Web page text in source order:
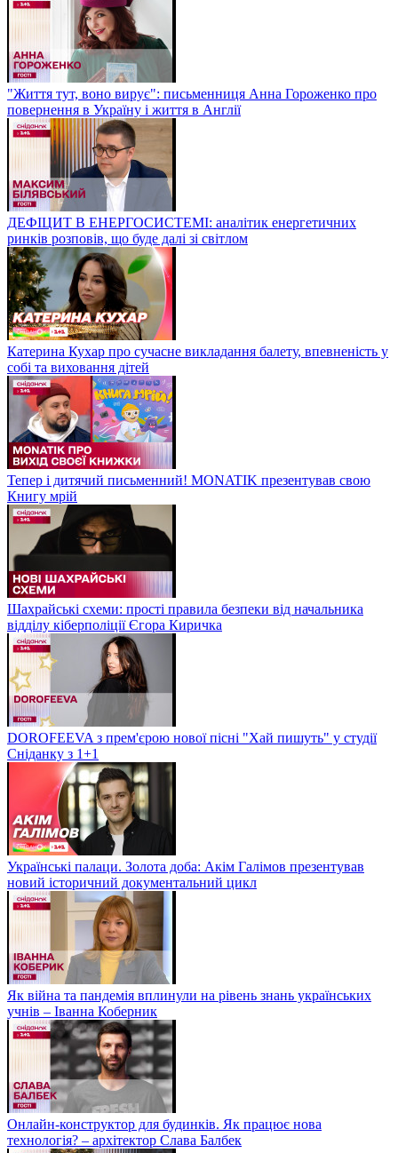
"Життя тут, воно вирує": письменниця Анна Гороженко про
повернення в Україну і життя в Англії
ДЕФІЦИТ В ЕНЕРГОСИСТЕМІ: аналітик енергетичних
ринків розповів, що буде далі зі світлом
Катерина Кухар про сучасне викладання балету, впевненість у
собі та виховання дітей
Тепер і дитячий письменний! MONATIK презентував свою
Книгу мрій
Шахрайські схеми: прості правила безпеки від начальника
відділу кіберполіції Єгора Киричка
DOROFEEVA з прем'єрою нової пісні "Хай пишуть" у студії
Сніданку з 1+1
Українські палаци. Золота доба: Акім Галімов презентував
новий історичний документальний цикл
Як війна та пандемія вплинули на рівень знань українських
учнів – Іванна Коберник
Онлайн-конструктор для будинків. Як працює нова
технологія? – архітектор Слава Балбек